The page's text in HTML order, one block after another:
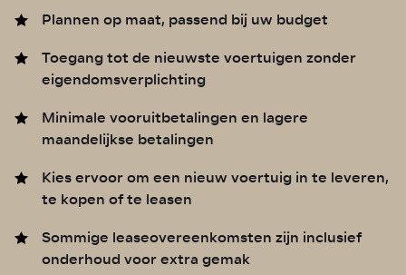
Plannen op maat, passend bij uw budget
Toegang tot de nieuwste voertuigen zonder
eigendomsverplichting
Minimale vooruitbetalingen en lagere
maandelijkse betalingen
Kies ervoor om een nieuw voertuig in te leveren,
te kopen of te leasen
Sommige leaseovereenkomsten zijn inclusief
onderhoud voor extra gemak